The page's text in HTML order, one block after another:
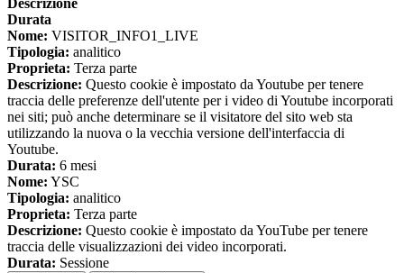
Descrizione
Durata
Nome: VISITOR_INFO1_LIVE
Tipologia: analitico
Proprieta: Terza parte
Descrizione: Questo cookie è impostato da Youtube per tenere
traccia delle preferenze dell'utente per i video di Youtube incorporati
nei siti; può anche determinare se il visitatore del sito web sta
utilizzando la nuova o la vecchia versione dell'interfaccia di
Youtube.
Durata: 6 mesi
Nome: YSC
Tipologia: analitico
Proprieta: Terza parte
Descrizione: Questo cookie è impostato da YouTube per tenere
traccia delle visualizzazioni dei video incorporati.
Durata: Sessione